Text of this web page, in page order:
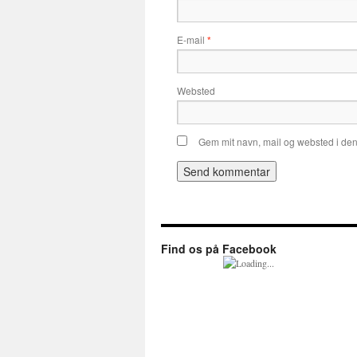
E-mail *
Websted
Gem mit navn, mail og websted i
Find os på Facebook